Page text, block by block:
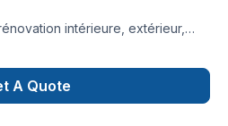
intérieure, extérieur,
porteurs , structure
A Quote